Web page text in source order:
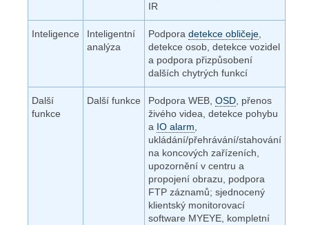
IR
Inteligence
Inteligentní
analýza
Podpora detekce obličeje
detekce osob, detekce vozidel
a podpora přizpůsobení
dalších chytrých funkcí
Další
funkce
Další funkce Podpora WEB, OSD , přenos
živého videa, detekce pohybu
a IO alarm
ukládání/přehrávání/stahování
na koncových zařízeních,
upozornění v centru a
propojení obrazu, podpora
FTP záznamů; sjednocený
klientský monitorovací
software MYEYE, kompletní